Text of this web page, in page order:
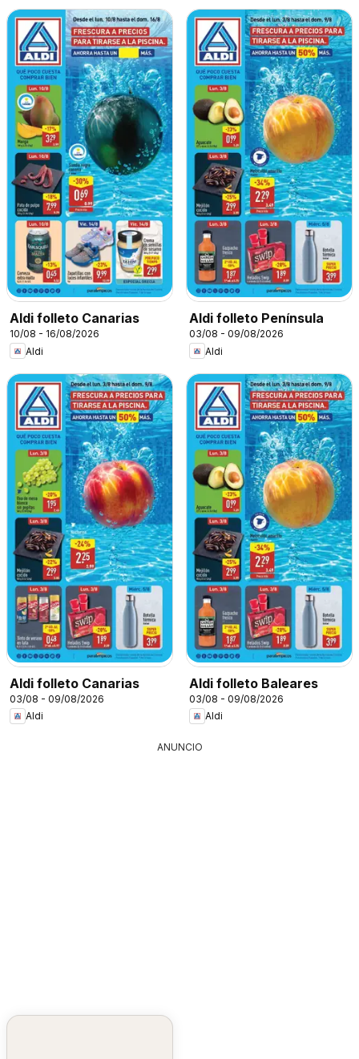
Aldi folleto Canarias
10/08 - 16/08/2026
Aldi
Aldi folleto Península
03/08 - 09/08/2026
Aldi
Aldi folleto Canarias
03/08 - 09/08/2026
Aldi
Aldi folleto Baleares
03/08 - 09/08/2026
Aldi
ANUNCIO